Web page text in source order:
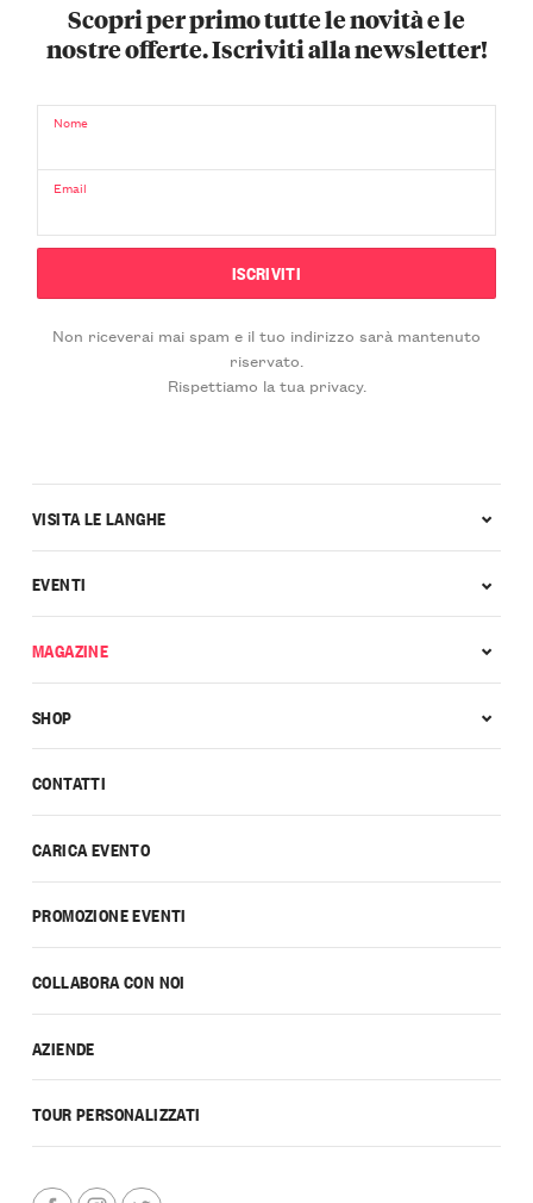
Scopri per primo tutte le novità e le
nostre offerte. Iscriviti alla newsletter!
Nome
Email
Non riceverai mai spam e il tuo indirizzo sarà mantenuto
riservato.
Rispettiamo la tua privacy.
CONTATTI
CARICA EVENTO
PROMOZIONE EVENTI
COLLABORA CON NOI
AZIENDE
TOUR PERSONALIZZATI
VISITA LE LANGHE
EVENTI
MAGAZINE
SHOP